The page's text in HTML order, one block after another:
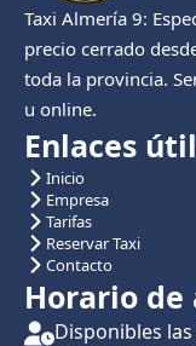
Taxi Almería 9:
precio cerrado
toda la provincia.
u online.
Enlaces
Inicio
Empresa
Tarifas
Reservar Taxi
Contacto
Horario de
Disponibles